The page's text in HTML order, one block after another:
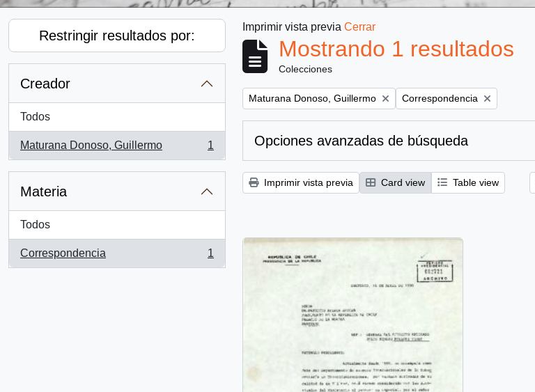
Restringir resultados por:
Creador
Todos
Maturana Donoso, Guillermo
, 1 resultados
1
Materia
Todos
Correspondencia
, 1 resultados
1
Imprimir vista previa Cerrar
Mostrando 1 resultados
Colecciones
Remove filter:
Maturana Donoso, Guillermo Remove filter:
Correspondencia
Opciones avanzadas de búsqueda
Imprimir vista previa Card view Table view